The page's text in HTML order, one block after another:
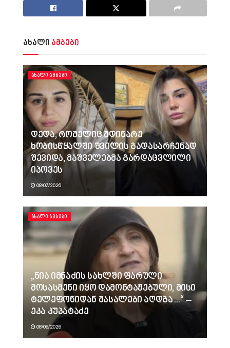
ახალი ამბები
ᲐᲮᲐᲚᲘ ᲐᲛᲑᲔᲑᲘ
დედა, რომელიც მდინარე
ხობისწყალში შვილის გადასარჩენად
შევიდა, მაშველებმა გარდაცვლილი
იპოვეს
08/07/2026
ᲐᲮᲐᲚᲘ ᲐᲛᲑᲔᲑᲘ
„ნია იმნაძის სახლში ფარული
მოსასმენი იყო დამონტაჟებული, მისი
ტელეფონიდან მასალები აღდგა…“ –
ეკა კუპატაძე
08/06/2026